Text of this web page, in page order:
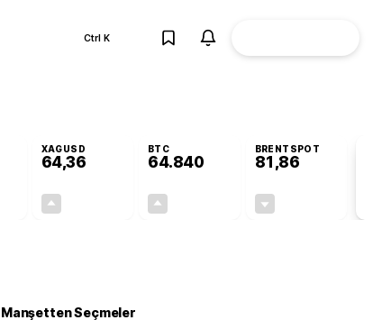
Ctrl K
XAGUSD
64,36
BTC
64.840
BRENTSPOT
81,86
Manşetten Seçmeler